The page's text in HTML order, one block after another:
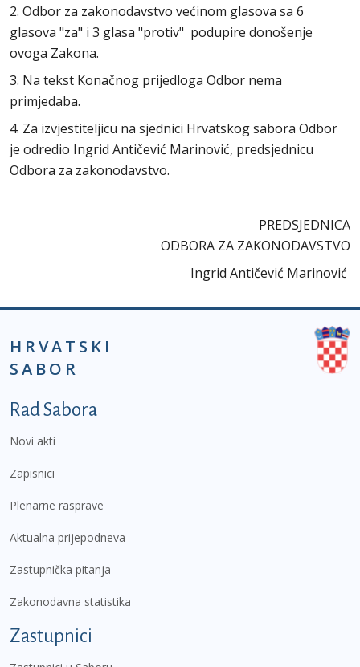
2. Odbor za zakonodavstvo većinom glasova sa 6
glasova "za" i 3 glasa "protiv" podupire donošenje
ovoga Zakona.
3. Na tekst Konačnog prijedloga Odbor nema
primjedaba.
4. Za izvjestiteljicu na sjednici Hrvatskog sabora Odbor
je odredio Ingrid Antičević Marinović, predsjednicu
Odbora za zakonodavstvo.
PREDSJEDNICA
ODBORA ZA ZAKONODAVSTVO
Ingrid Antičević Marinović
HRVATSKI
SABOR
Podnožje prvi izbornik
Rad Sabora
Novi akti
Zapisnici
Plenarne rasprave
Aktualna prijepodneva
Zastupnička pitanja
Zakonodavna statistika
Zastupnici